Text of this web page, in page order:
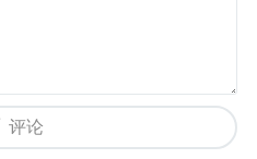
评论